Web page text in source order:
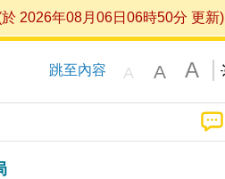
2026年08月06日06時50分 更新)
跳至內容 A A A